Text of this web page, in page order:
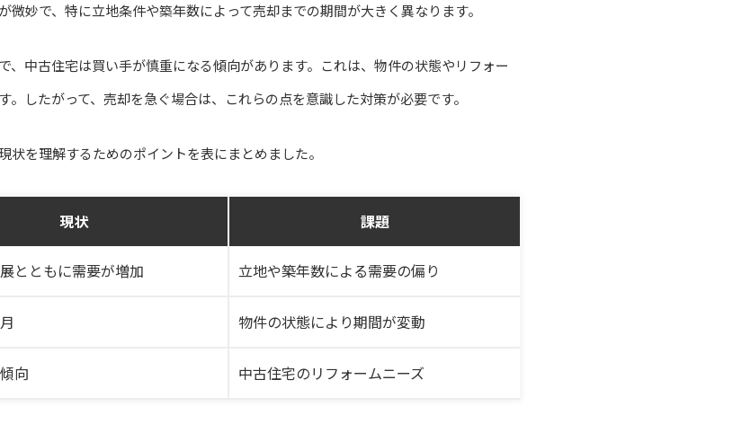
妙で、特に立地条件や築年数によって売却までの期間が大きく異なります。
、中古住宅は買い手が慎重になる傾向があります。これは、物件の状態やリフォー
したがって、売却を急ぐ場合は、これらの点を意識した対策が必要です。
を理解するためのポイントを表にまとめました。
現状 課題
とともに需要が増加 立地や築年数による需要の偏り
物件の状態により期間が変動
向 中古住宅のリフォームニーズ